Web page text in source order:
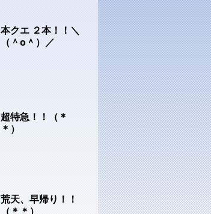
本クエ ２本！！＼
（＾o＾）／
超特急！！（＊
＊）
荒天、早帰り！！
（＊＊）